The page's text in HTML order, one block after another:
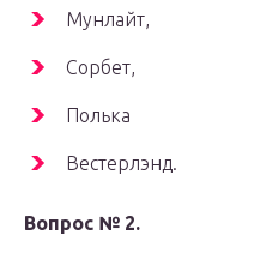
Мунлайт,
Сорбет,
Полька
Вестерлэнд.
Вопрос № 2.